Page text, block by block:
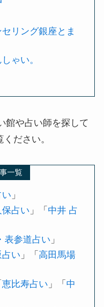
リング銀座とま
ゃい。
館や占い師を探して
ださい。
一覧
い 」
占い 」「 中井 占
表参道占い 」
い 」「高田馬場
恵比寿占い 」「 中